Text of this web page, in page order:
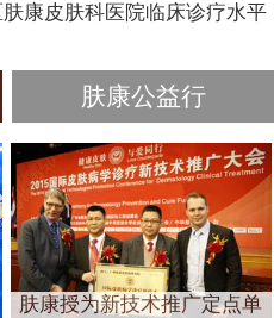
康皮肤科医院临床诊疗水平
肤康公益行
肤康授为新技术推广定点单